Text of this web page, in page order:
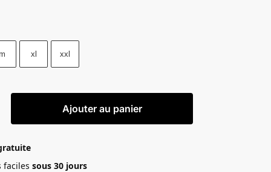
xl xxl
Ajouter au panier
facilessous 30 jours